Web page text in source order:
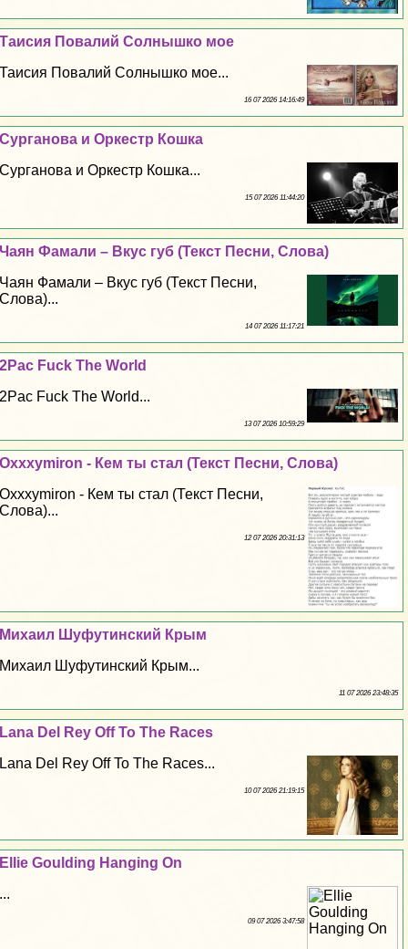
Таисия Повалий Солнышко мое
Таисия Повалий Солнышко мое...
16 07 2026 14:16:49
Сурганова и Оркестр Кошка
Сурганова и Оркестр Кошка...
15 07 2026 11:44:20
Чаян Фамали – Вкус губ (Текст Песни, Слова)
Чаян Фамали – Вкус губ (Текст Песни,
Слова)...
14 07 2026 11:17:21
2Pac Fuck The World
2Pac Fuck The World...
13 07 2026 10:59:29
Oxxxymiron - Кем ты стал (Текст Песни, Слова)
Oxxxymiron - Кем ты стал (Текст Песни,
Слова)...
12 07 2026 20:31:13
Михаил Шуфутинский Крым
Михаил Шуфутинский Крым...
11 07 2026 23:48:35
Lana Del Rey Off To The Races
Lana Del Rey Off To The Races...
10 07 2026 21:19:15
Ellie Goulding Hanging On
...
09 07 2026 3:47:58